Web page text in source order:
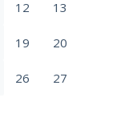
12 13
19 20
26 27